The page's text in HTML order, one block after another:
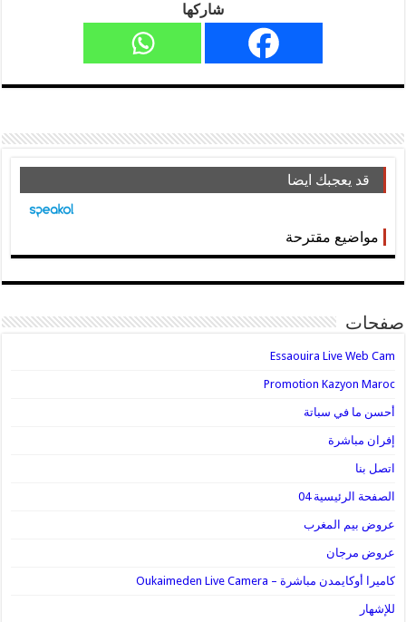
شاركها
قد يعجبك ايضا
مواضيع مقترحة
صفحات
Essaouira Live Web Cam
Promotion Kazyon Maroc
أحسن ما في سباتة
إفران مباشرة
اتصل بنا
الصفحة الرئيسية 04
عروض بيم المغرب
عروض مرجان
كاميرا أوكايمدن مباشرة – Oukaimeden Live Camera
للإشهار